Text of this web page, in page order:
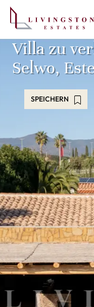
Villa zu
Selwo,
SPEICHERN